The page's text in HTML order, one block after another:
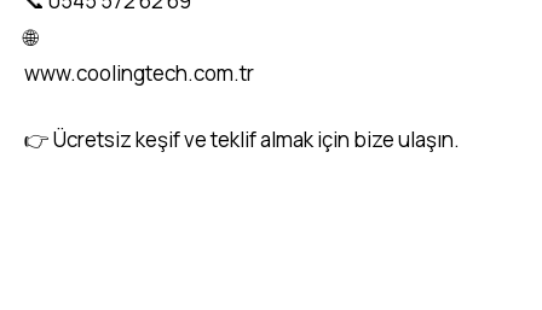
🌐
www.coolingtech.com.tr
👉 Ücretsiz keşif ve teklif almak için bize ulaşın.